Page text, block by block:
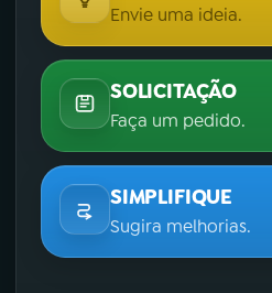
Envie uma ideia.
SOLICITAÇÃO
Faça um pedido.
SIMPLIFIQUE
Sugira melhorias.